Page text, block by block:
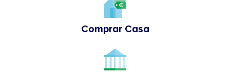
Comprar Casa